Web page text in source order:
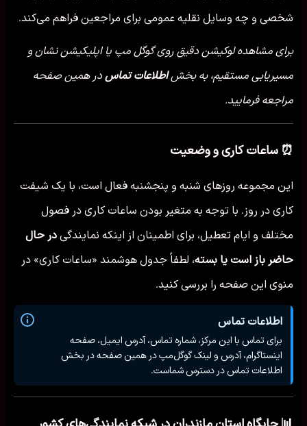
شخصی و چه وسایل نقلیه عمومی برای مراجعین فراهم می‌کند.
برای مشاهده لوکیشن دقیق روی گوگل مپ یا اپلیکیشن نشان و
مسیریابی مستقیم، به بخشاطلاعات تماس در همین صفحه
مراجعه فرمایید.
⏰ ساعات کاری و وضعیت
این مجموعه روزهای شنبه و پنجشنبه فعال است، با یک شیفت
کاری در روز. با توجه به متغیر بودن ساعات کاری در فصول
مختلف و ایام تعطیل، برای اطمینان از اینکه نمایندگی در حال
حاضر باز است یا بسته، لطفاً جدول هوشمند «ساعات کاری» در
منوی این صفحه را بررسی کنید.
اطلاعات تماس
برای تماس با این مرکز، شماره تماس، آدرس ایمیل، صفحه
اینستاگرام، آدرس و لینک گوگل‌مپ در همین صفحه در بخش
اطلاعات تماس در دسترس شماست.
📊 جایگاه استان مازندران در شبکه نمایندگی‌های کشور